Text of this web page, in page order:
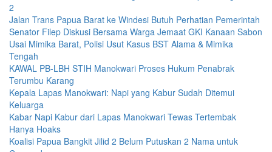
2
Jalan Trans Papua Barat ke Windesi Butuh Perhatian Pemerintah
Senator Filep Diskusi Bersama Warga Jemaat GKI Kanaan Sabon
Usai Mimika Barat, Polisi Usut Kasus BST Alama & Mimika
Tengah
KAWAL PB-LBH STIH Manokwari Proses Hukum Penabrak
Terumbu Karang
Kepala Lapas Manokwari: Napi yang Kabur Sudah Ditemui
Keluarga
Kabar Napi Kabur dari Lapas Manokwari Tewas Tertembak
Hanya Hoaks
Koalisi Papua Bangkit Jilid 2 Belum Putuskan 2 Nama untuk